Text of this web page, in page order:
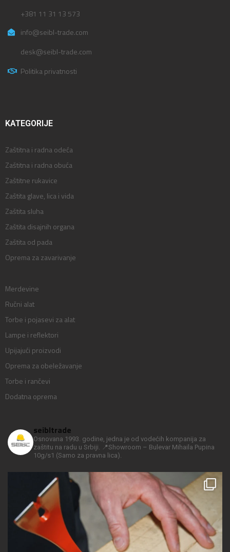
+381 11 31 13 573
info@seibl-trade.com
desk@seibl-trade.com
Politika privatnosti
KATEGORIJE
Zaštitna i radna odeća
Zaštitna i radna obuća
Zaštitne rukavice
Zaštita glave, lica i vida
Zaštita sluha
Zaštita disajnih organa
Zaštita od pada
Oprema za zavarivanje
Merdevine
Ručni alat
Torbe i pojasevi za alat
Lampe i reflektori
Upijajući proizvodi
Oprema za obeležavanje
Torbe i rančevi
Dodatna oprema
seibltrade
Osnovana 1993. godine, jedna je od vodećih kompanija za
zaštitu na radu u Srbiji.
📍Showroom – Bulevar Mihaila Pupina
10g/s1 (Samo za pravna lica).